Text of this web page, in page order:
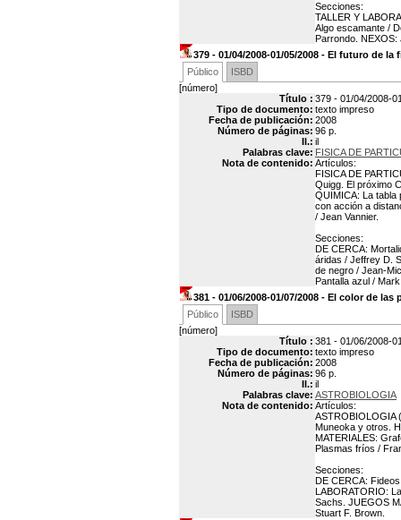
Secciones:
TALLER Y
Algo escamante /
Parrondo. NEXOS:
379 - 01/04/2008-01/05/2008 - El futuro de
Público
ISBD
[número]
Título : 379 - 01/04/2008-
Tipo de documento: texto impreso
Fecha de publicación: 2008
Número de páginas: 96 p.
Il.: il
Palabras clave: FISICA DE
Nota de contenido: Artículos:
FISICA DE
Quigg. El próximo
QUIMICA: La tabla
con acción a
/ Jean Vannier.
Secciones:
DE CERCA:
áridas / Jeffrey D.
de negro / Jean-
Pantalla azul /
381 - 01/06/2008-01/07/2008 - El color de
Público
ISBD
[número]
Título : 381 - 01/06/2008-
Tipo de documento: texto impreso
Fecha de publicación: 2008
Número de páginas: 96 p.
Il.: il
Palabras clave: ASTROBIOLOGIA
Nota de contenido: Artículos:
ASTROBIOLOGIA
Muneoka y otros.
MATERIALES:
Plasmas fríos /
Secciones:
DE CERCA:
LABORATORIO:
Sachs. JUEGOS
Stuart F. Brown.